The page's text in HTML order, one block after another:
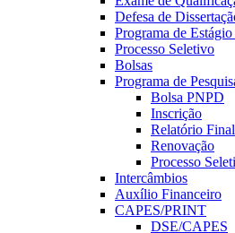
Defesa de
Programa de
Processo Seletivo
Bolsas
Programa de
Bolsa PNPD
Inscrição
Relatório Final
Renovação
Processo
Intercâmbios
Auxílio Financeiro
CAPES/PRINT
DSE/CAPES